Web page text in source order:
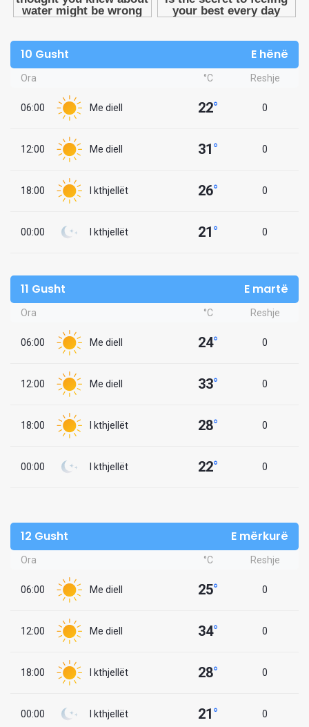
10 Gusht E hënë
Ora °C Reshje
06:00 Me diell 22° 0
12:00 Me diell 31° 0
18:00 I kthjellët 26° 0
00:00 I kthjellët 21° 0
11 Gusht E martë
Ora °C Reshje
06:00 Me diell 24° 0
12:00 Me diell 33° 0
18:00 I kthjellët 28° 0
00:00 I kthjellët 22° 0
12 Gusht E mërkurë
Ora °C Reshje
06:00 Me diell 25° 0
12:00 Me diell 34° 0
18:00 I kthjellët 28° 0
00:00 I kthjellët 21° 0